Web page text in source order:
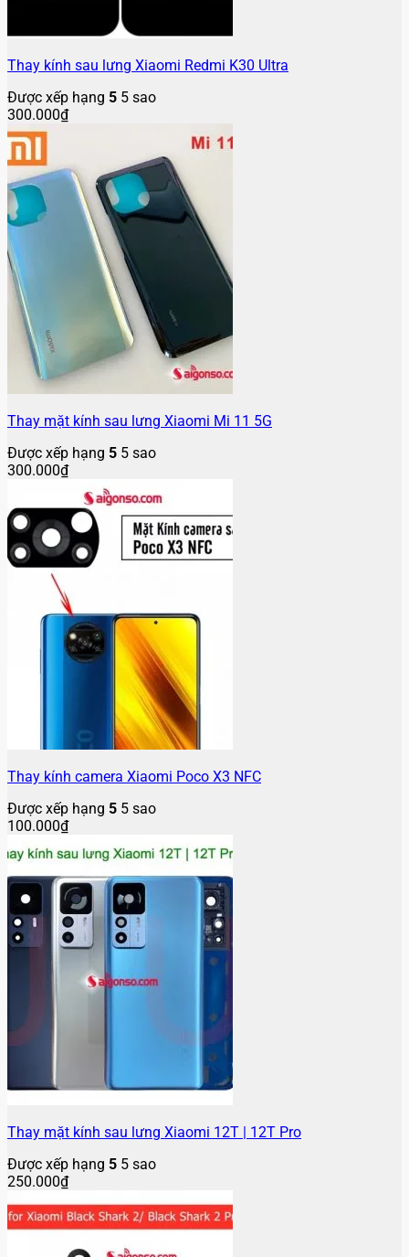
Thay kính sau lưng Xiaomi Redmi K30 Ultra
Được xếp hạng 5 5 sao
300.000₫
Thay mặt kính sau lưng Xiaomi Mi 11 5G
Được xếp hạng 5 5 sao
300.000₫
Thay kính camera Xiaomi Poco X3 NFC
Được xếp hạng 5 5 sao
100.000₫
Thay mặt kính sau lưng Xiaomi 12T | 12T Pro
Được xếp hạng 5 5 sao
250.000₫